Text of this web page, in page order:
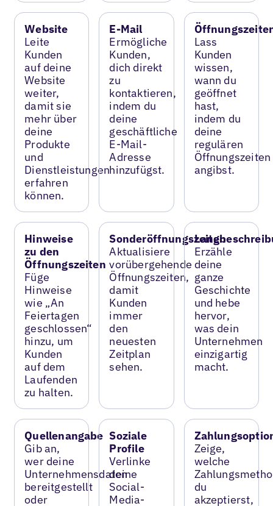
Website
Leite
Kunden
auf deine
Website
weiter,
damit sie
mehr über
deine
Produkte
und
Dienstleistungen
erfahren
können.
E-Mail
Ermögliche
Kunden,
dich direkt
zu
kontaktieren,
indem du
deine
geschäftliche
E-Mail-
Adresse
hinzufügst.
Lass
Kunden
wissen,
wann du
geöffnet
hast,
indem du
deine
regulären
Öffnungszeiten
angibst.
Hinweise
zu den
Öffnungszeiten
Füge
Hinweise
wie „An
Feiertagen
geschlossen“
hinzu, um
Kunden
auf dem
Laufenden
zu halten.
Sonderöffnungszeiten
Aktualisiere
vorübergehende
Öffnungszeiten,
damit
Kunden
immer
den
neuesten
Zeitplan
sehen.
Erzähle
deine
ganze
Geschichte
und hebe
hervor,
was dein
Unternehmen
einzigartig
macht.
Quellenangabe
Gib an,
wer deine
Unternehmensdaten
bereitgestellt
oder
Soziale
Profile
Verlinke
deine
Social-
Media-
Zeige,
welche
du
akzeptierst,